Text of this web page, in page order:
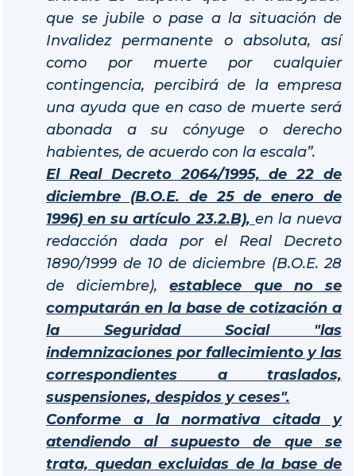
que se jubile o pase a la situación de
Invalidez permanente o absoluta, así
como por muerte por cualquier
contingencia, percibirá de la empresa
una ayuda que en caso de muerte será
abonada a su cónyuge o derecho
habientes, de acuerdo con la escala”.
El Real Decreto 2064/1995, de 22 de
diciembre (B.O.E. de 25 de enero de
1996) en su artículo 23.2.B), en la nueva
redacción dada por el Real Decreto
1890/1999 de 10 de diciembre (B.O.E. 28
de diciembre),establece que no se
computarán en la base de cotización a
la Seguridad Social "las
indemnizaciones por fallecimiento y las
correspondientes a traslados,
suspensiones, despidos y ceses".
Conforme a la normativa citada y
atendiendo al supuesto de que se
trata, quedan excluidas de la base de